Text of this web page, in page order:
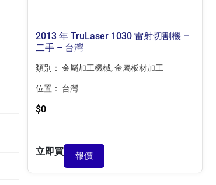
2013 年 TruLaser 1030 雷射切割機 –
二手 – 台灣
類別： 金屬加工機械,金屬板材加工
位置： 台灣
$0
立即買 報價